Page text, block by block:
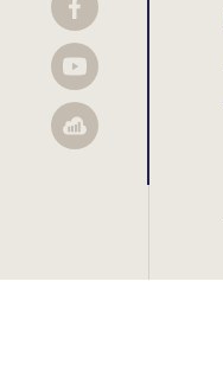
Facebook
YouTube
Sellsy